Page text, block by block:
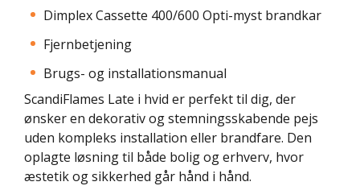
Dimplex Cassette 400/600 Opti-myst brandkar
Fjernbetjening
Brugs- og installationsmanual
ScandiFlames Late i hvid er perfekt til dig, der
ønsker en dekorativ og stemningsskabende pejs
uden kompleks installation eller brandfare. Den
oplagte løsning til både bolig og erhverv, hvor
æstetik og sikkerhed går hånd i hånd.